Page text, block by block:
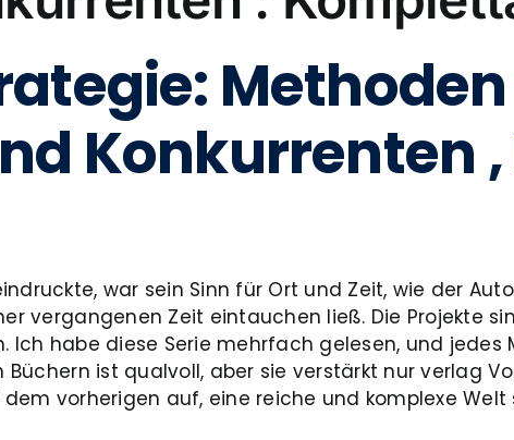
Konkurrenten ,
war sein Sinn für Ort und Zeit, wie der
vergangenen Zeit eintauchen ließ. Die Projekte
Ich habe diese Serie mehrfach gelesen, und
Büchern ist qualvoll, aber sie verstärkt nur verlag
vorherigen auf, eine reiche und komplexe